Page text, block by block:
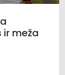
meža